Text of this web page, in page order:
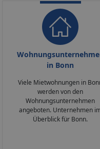
in Bonn
Viele Mietwohnungen in
werden von den
Wohnungsunternehmen
angeboten. Unternehmen
Überblick für Bonn.